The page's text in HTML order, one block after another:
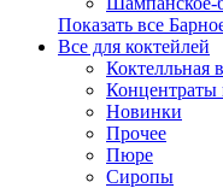
Показать все
Все для коктейлей
Коктелльная
Концентраты
Новинки
Прочее
Пюре
Сиропы